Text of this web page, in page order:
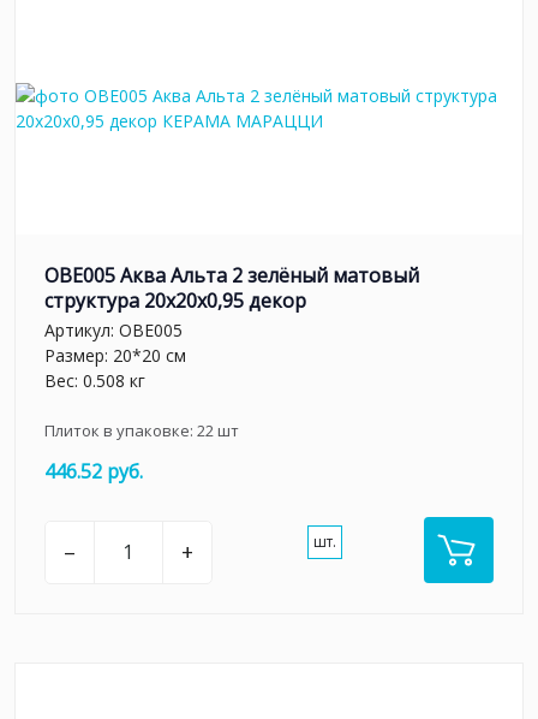
OBE005 Аква Альта 2 зелёный матовый
структура 20x20x0,95 декор
Артикул: OBE005
Размер: 20*20 см
Вес: 0.508 кг
Плиток в упаковке: 22шт
446.52 руб.
– + шт.